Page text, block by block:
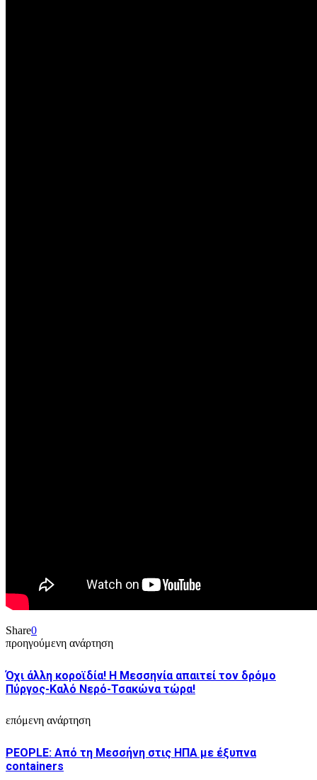
Share0
προηγούμενη ανάρτηση
Όχι άλλη κοροϊδία! Η Μεσσηνία απαιτεί τον δρόμο
Πύργος-Καλό Νερό-Τσακώνα τώρα!
επόμενη ανάρτηση
PEOPLE: Από τη Μεσσήνη στις ΗΠΑ με έξυπνα
containers